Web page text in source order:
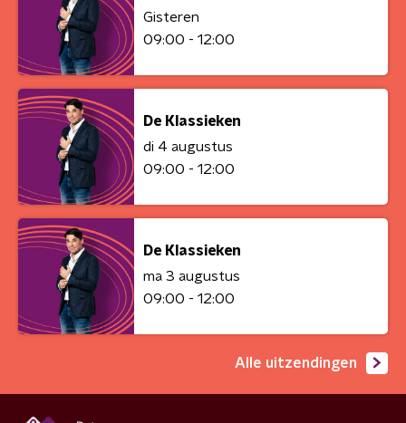
Gisteren
09:00 - 12:00
De Klassieken
di 4 augustus
09:00 - 12:00
De Klassieken
ma 3 augustus
09:00 - 12:00
Alle uitzendingen